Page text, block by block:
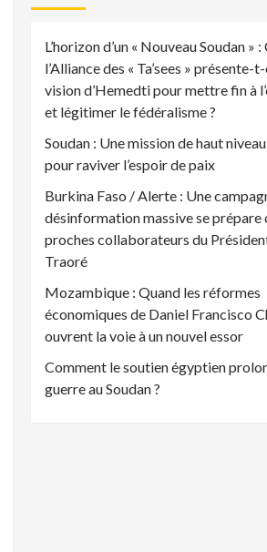
L’horizon d’un « Nouveau Soudan »
l’Alliance des « Ta’sees » présente-
vision d’Hemedti pour mettre fin à
et légitimer le fédéralisme ?
Soudan : Une mission de haut
pour raviver l’espoir de paix
Burkina Faso / Alerte : Une
désinformation massive se prépare
proches collaborateurs du
Traoré
Mozambique : Quand les réformes
économiques de Daniel Francisco
ouvrent la voie à un nouvel essor
Comment le soutien égyptien
guerre au Soudan ?